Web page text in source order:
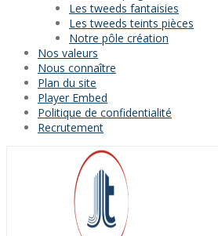
Les tweeds fantaisies
Les tweeds teints pièces
Notre pôle création
Nos valeurs
Nous connaître
Plan du site
Player Embed
Politique de confidentialité
Recrutement